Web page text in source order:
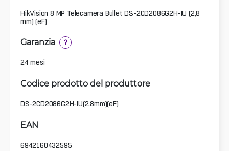
HikVision 8 MP Telecamera Bullet DS-2CD2086G2H-IU (2,8
mm) (eF)
Garanzia ?
24 mesi
Codice prodotto del produttore
DS-2CD2086G2H-IU(2.8mm)(eF)
EAN
6942160432595